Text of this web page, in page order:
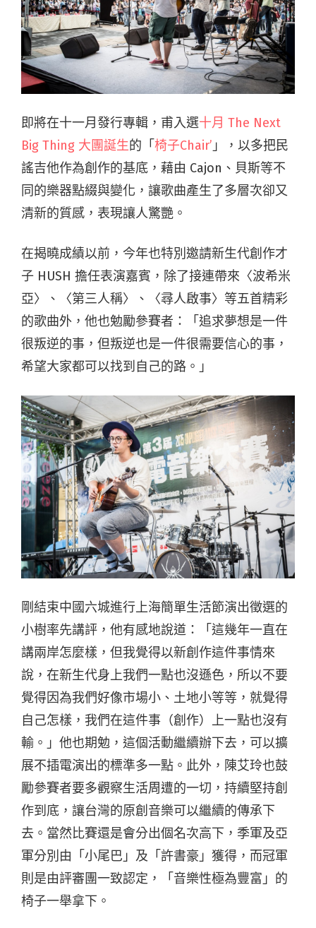
即將在十一月發行專輯，甫入選十月 The Next
Big Thing 大團誕生的「 椅子Chair’ 」，以多把民
謠吉他作為創作的基底，藉由 Cajon、貝斯等不
同的樂器點綴與變化，讓歌曲產生了多層次卻又
清新的質感，表現讓人驚艷。
在揭曉成績以前，今年也特別邀請新生代創作才
子 HUSH 擔任表演嘉賓，除了接連帶來〈波希米
亞〉、〈第三人稱〉、〈尋人啟事〉等五首精彩
的歌曲外，他也勉勵參賽者：「追求夢想是一件
很叛逆的事，但叛逆也是一件很需要信心的事，
希望大家都可以找到自己的路。」
剛結束中國六城進行上海簡單生活節演出徵選的
小樹率先講評，他有感地說道：「這幾年一直在
講兩岸怎麼樣，但我覺得以新創作這件事情來
說，在新生代身上我們一點也沒遜色，所以不要
覺得因為我們好像市場小、土地小等等，就覺得
自己怎樣，我們在這件事（創作）上一點也沒有
輸。」他也期勉，這個活動繼續辦下去，可以擴
展不插電演出的標準多一點。此外，陳艾玲也鼓
勵參賽者要多觀察生活周遭的一切，持續堅持創
作到底，讓台灣的原創音樂可以繼續的傳承下
去。當然比賽還是會分出個名次高下，季軍及亞
軍分別由「小尾巴」及「許書豪」獲得，而冠軍
則是由評審團一致認定，「音樂性極為豐富」的
椅子一舉拿下。